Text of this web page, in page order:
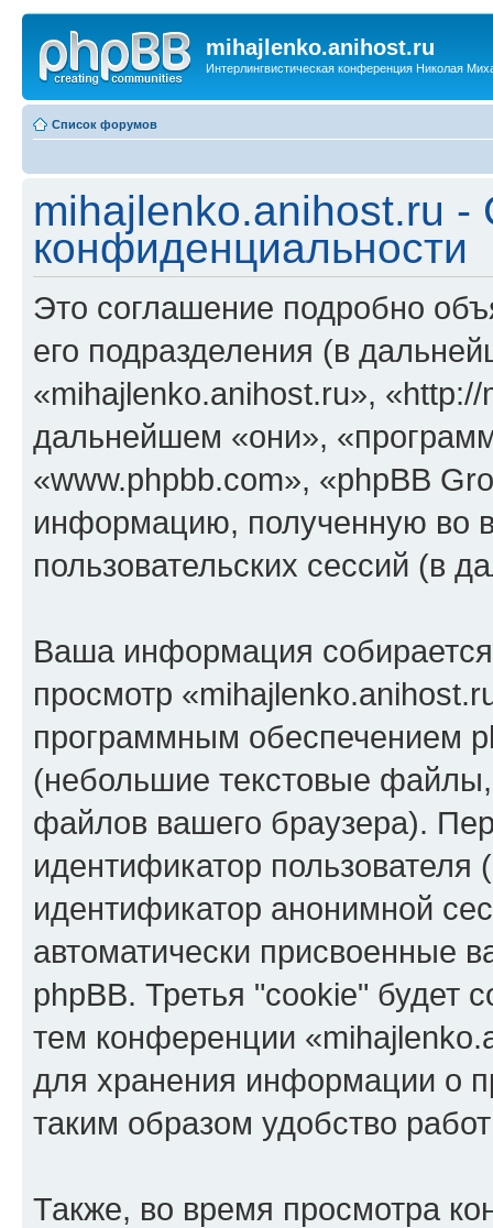
mihajlenko.anihost.ru
Интерлингвистическая конференция Николая
Список форумов
mihajlenko.anihost.ru -
конфиденциальности
Это соглашение подробно
его подразделения (в
«mihajlenko.anihost.ru»,
дальнейшем «они»,
«www.phpbb.com», «phpBB
информацию, полученную во
пользовательских сессий (в
Ваша информация
просмотр
программным обеспечением
(небольшие текстовые
файлов вашего браузера).
идентификатор
идентификатор анонимной
автоматически присвоенные
phpBB. Третья "cookie" будет
тем конференции
для хранения информации о
таким образом удобство
Также, во время просмотра